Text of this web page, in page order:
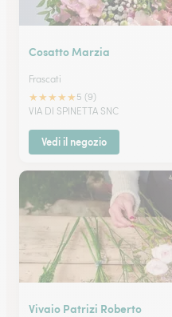
Cosatto Marzia
Frascati
★★★★★ 5 (9)
VIA DI SPINETTA SNC
Vedi il negozio
Vivaio Patrizi Roberto